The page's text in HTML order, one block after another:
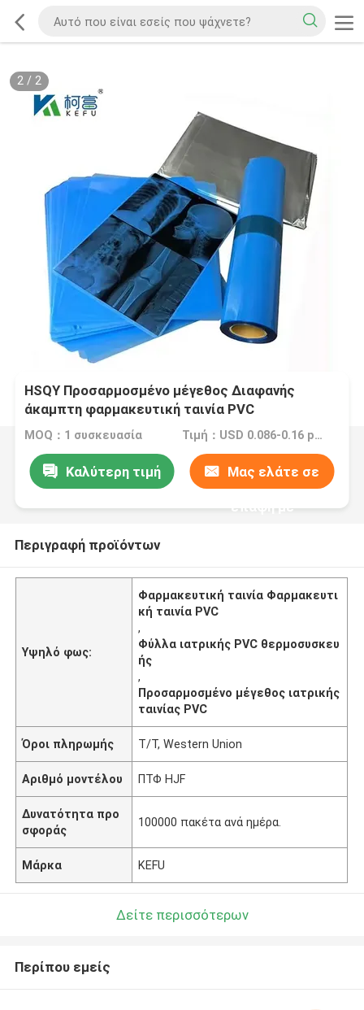
2/ 2
HSQY Προσαρμοσμένο μέγεθος Διαφανής
άκαμπτη φαρμακευτική ταινία PVC
Φαρμακευτική ταινία PVC για θερμομόρφωση
MOQ：1 συσκευασία Τιμή：USD 0.086-0.16 per sheet
Καλύτερη τιμή Μας ελάτε σε
επαφή με
Περιγραφή προϊόντων
Υψηλό φως:
Φαρμακευτική ταινία Φαρμακευτι
κή ταινία PVC
,
Φύλλα ιατρικής PVC θερμοσυσκευ
ής
,
Προσαρμοσμένο μέγεθος ιατρικής
ταινίας PVC
Όροι πληρωμής T/T, Western Union
Αριθμό μοντέλου ΠΤΦ HJF
Δυνατότητα προ
σφοράς
100000 πακέτα ανά ημέρα.
Μάρκα KEFU
Δείτε περισσότερων
Περίπου εμείς